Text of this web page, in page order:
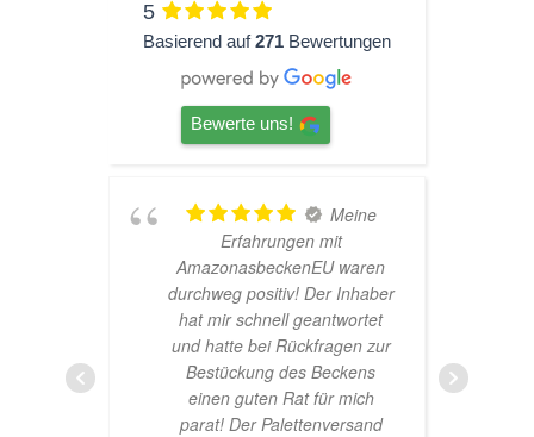
5
Basierend auf271 Bewertungen
Bewerte uns!
Meine
Erfahrungen mit
AmazonasbeckenEU waren
durchweg positiv! Der Inhaber
hat mir schnell geantwortet
und hatte bei Rückfragen zur
Bestückung des Beckens
einen guten Rat für mich
parat! Der Palettenversand